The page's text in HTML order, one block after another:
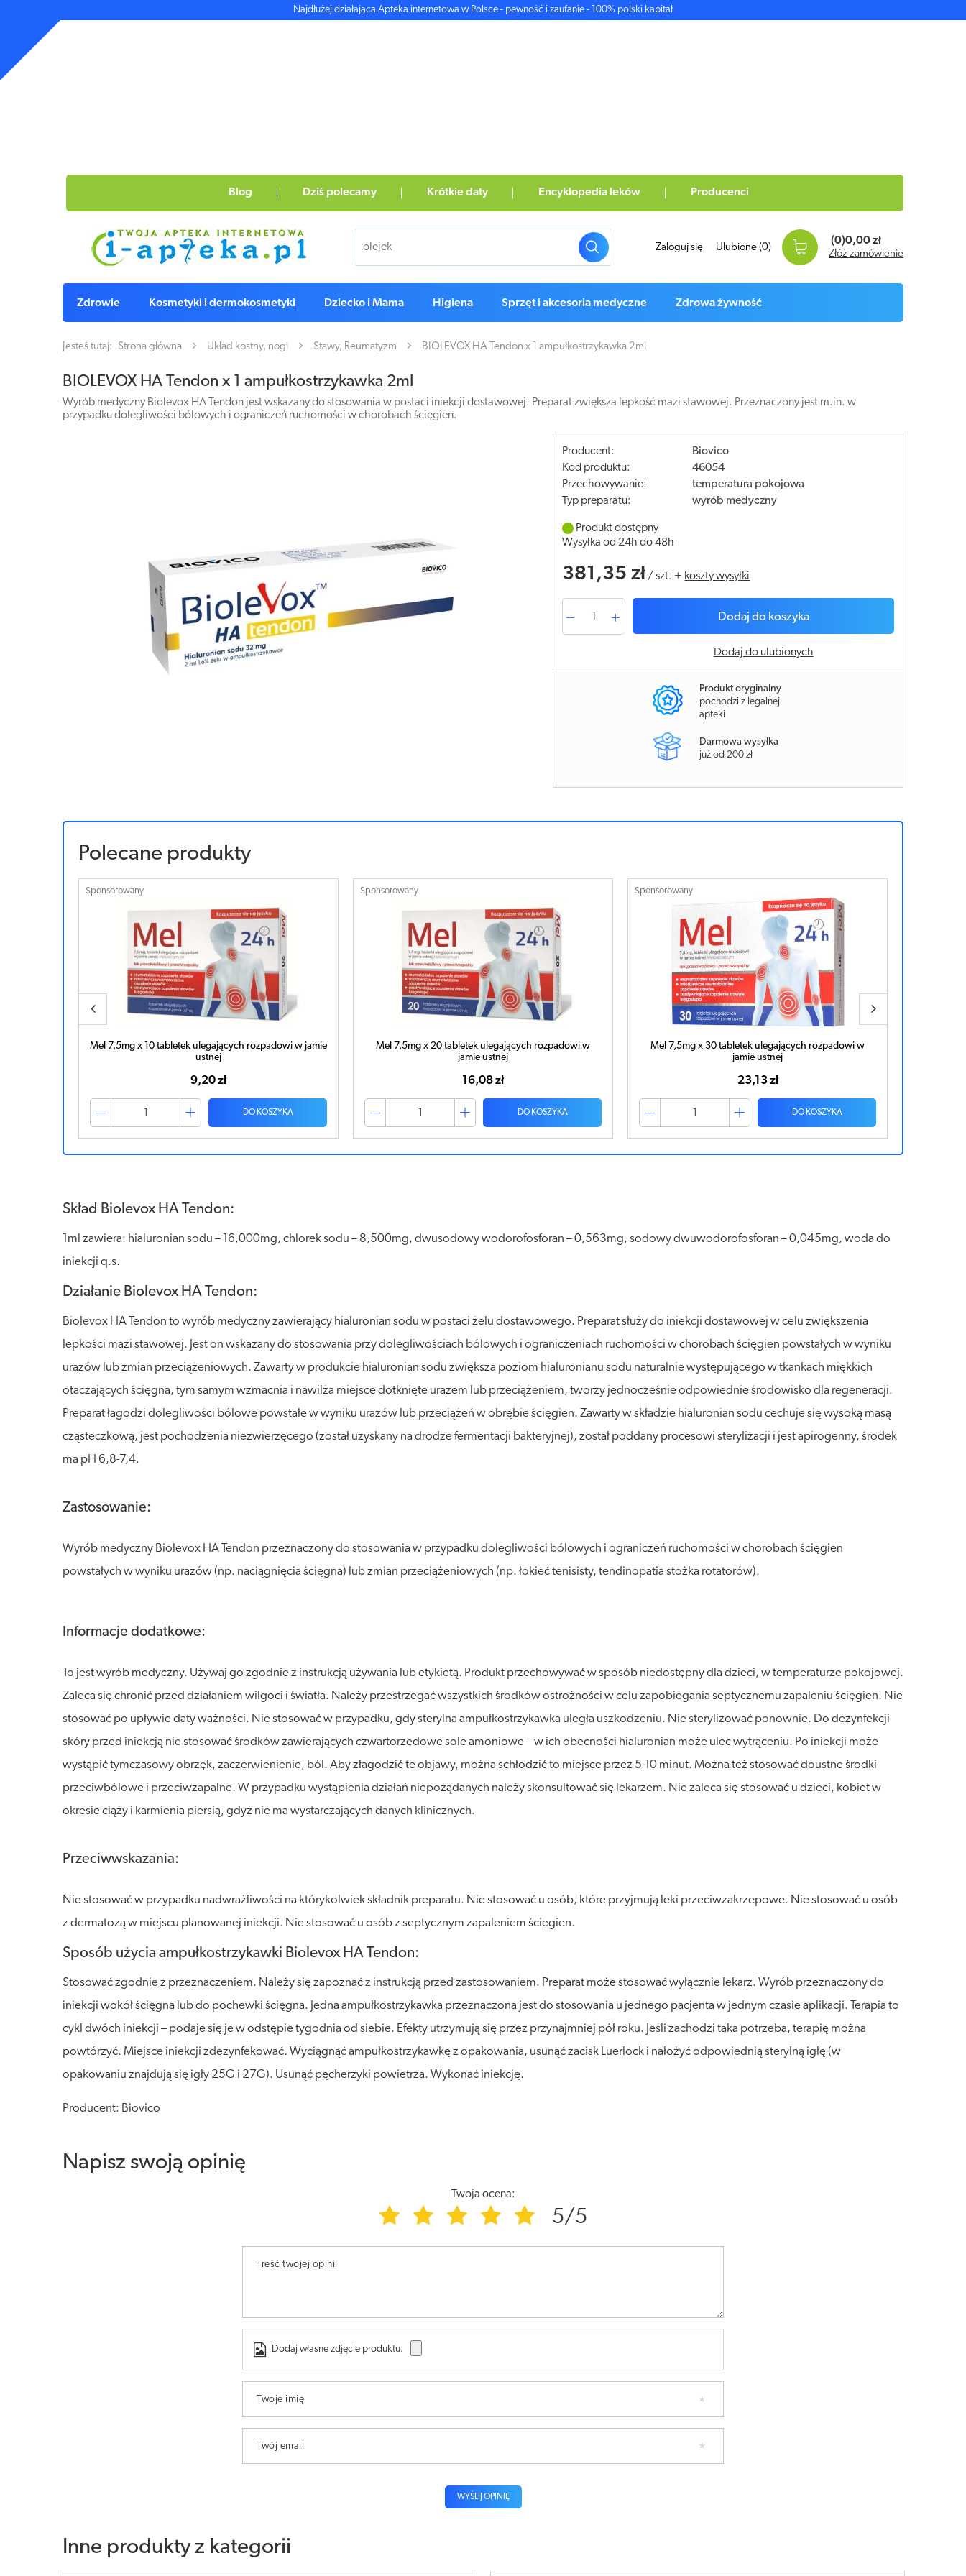
Najdłużej działająca Apteka internetowa w Polsce - pewność i zaufanie - 100% polski kapitał
Blog Dziś polecamy Krótkie daty Encyklopedia leków Producenci
Zaloguj się Ulubione (0)
(0)0,00 zł
Złóż zamówienie
Zdrowie Kosmetyki i dermokosmetyki Dziecko i Mama Higiena Sprzęt i akcesoria medyczne Zdrowa żywność
Jesteś tutaj: Strona główna Układ kostny, nogi Stawy, Reumatyzm BIOLEVOX HA Tendon x 1 ampułkostrzykawka 2ml
BIOLEVOX HA Tendon x 1 ampułkostrzykawka 2ml
Wyrób medyczny Biolevox HA Tendon jest wskazany do stosowania w postaci iniekcji dostawowej. Preparat zwiększa lepkość mazi stawowej. Przeznaczony jest m.in. w
przypadku dolegliwości bólowych i ograniczeń ruchomości w chorobach ścięgien.
Producent:
Biovico
Kod produktu:
46054
Przechowywanie:
temperatura pokojowa
Typ preparatu:
wyrób medyczny
Produkt dostępny
Wysyłka od 24h do 48h
381,35 zł /szt. + koszty wysyłki
Dodaj do koszyka
Dodaj do ulubionych
Produkt oryginalny
pochodzi z legalnej
apteki
Darmowa wysyłka
już od 200 zł
Polecane produkty
Sponsorowany
Mel 7,5mg x 10 tabletek ulegających rozpadowi w jamie
ustnej
9,20 zł
DO KOSZYKA
Sponsorowany
Mel 7,5mg x 20 tabletek ulegających rozpadowi w
jamie ustnej
16,08 zł
DO KOSZYKA
Sponsorowany
Mel 7,5mg x 30 tabletek ulegających rozpadowi w
jamie ustnej
23,13 zł
DO KOSZYKA
Skład Biolevox HA Tendon:
1ml zawiera: hialuronian sodu – 16,000mg, chlorek sodu – 8,500mg, dwusodowy wodorofosforan – 0,563mg, sodowy dwuwodorofosforan – 0,045mg, woda do
iniekcji q.s.
Działanie Biolevox HA Tendon:
Biolevox HA Tendon to wyrób medyczny zawierający hialuronian sodu w postaci żelu dostawowego. Preparat służy do iniekcji dostawowej w celu zwiększenia
lepkości mazi stawowej. Jest on wskazany do stosowania przy dolegliwościach bólowych i ograniczeniach ruchomości w chorobach ścięgien powstałych w wyniku
urazów lub zmian przeciążeniowych. Zawarty w produkcie hialuronian sodu zwiększa poziom hialuronianu sodu naturalnie występującego w tkankach miękkich
otaczających ścięgna, tym samym wzmacnia i nawilża miejsce dotknięte urazem lub przeciążeniem, tworzy jednocześnie odpowiednie środowisko dla regeneracji.
Preparat łagodzi dolegliwości bólowe powstałe w wyniku urazów lub przeciążeń w obrębie ścięgien. Zawarty w składzie hialuronian sodu cechuje się wysoką masą
cząsteczkową, jest pochodzenia niezwierzęcego (został uzyskany na drodze fermentacji bakteryjnej), został poddany procesowi sterylizacji i jest apirogenny, środek
ma pH 6,8-7,4.
Zastosowanie:
Wyrób medyczny Biolevox HA Tendon przeznaczony do stosowania w przypadku dolegliwości bólowych i ograniczeń ruchomości w chorobach ścięgien
powstałych w wyniku urazów (np. naciągnięcia ścięgna) lub zmian przeciążeniowych (np. łokieć tenisisty, tendinopatia stożka rotatorów).
Informacje dodatkowe:
To jest wyrób medyczny. Używaj go zgodnie z instrukcją używania lub etykietą. Produkt przechowywać w sposób niedostępny dla dzieci, w temperaturze pokojowej.
Zaleca się chronić przed działaniem wilgoci i światła. Należy przestrzegać wszystkich środków ostrożności w celu zapobiegania septycznemu zapaleniu ścięgien. Nie
stosować po upływie daty ważności. Nie stosować w przypadku, gdy sterylna ampułkostrzykawka uległa uszkodzeniu. Nie sterylizować ponownie. Do dezynfekcji
skóry przed iniekcją nie stosować środków zawierających czwartorzędowe sole amoniowe – w ich obecności hialuronian może ulec wytrąceniu. Po iniekcji może
wystąpić tymczasowy obrzęk, zaczerwienienie, ból. Aby złagodzić te objawy, można schłodzić to miejsce przez 5-10 minut. Można też stosować doustne środki
przeciwbólowe i przeciwzapalne. W przypadku wystąpienia działań niepożądanych należy skonsultować się lekarzem. Nie zaleca się stosować u dzieci, kobiet w
okresie ciąży i karmienia piersią, gdyż nie ma wystarczających danych klinicznych.
Przeciwwskazania:
Nie stosować w przypadku nadwrażliwości na którykolwiek składnik preparatu. Nie stosować u osób, które przyjmują leki przeciwzakrzepowe. Nie stosować u osób
z dermatozą w miejscu planowanej iniekcji. Nie stosować u osób z septycznym zapaleniem ścięgien.
Sposób użycia ampułkostrzykawki Biolevox HA Tendon:
Stosować zgodnie z przeznaczeniem. Należy się zapoznać z instrukcją przed zastosowaniem. Preparat może stosować wyłącznie lekarz. Wyrób przeznaczony do
iniekcji wokół ścięgna lub do pochewki ścięgna. Jedna ampułkostrzykawka przeznaczona jest do stosowania u jednego pacjenta w jednym czasie aplikacji. Terapia to
cykl dwóch iniekcji – podaje się je w odstępie tygodnia od siebie. Efekty utrzymują się przez przynajmniej pół roku. Jeśli zachodzi taka potrzeba, terapię można
powtórzyć. Miejsce iniekcji zdezynfekować. Wyciągnąć ampułkostrzykawkę z opakowania, usunąć zacisk Luerlock i nałożyć odpowiednią sterylną igłę (w
opakowaniu znajdują się igły 25G i 27G). Usunąć pęcherzyki powietrza. Wykonać iniekcję.
Producent: Biovico
Napisz swoją opinię
Twoja ocena:
5/5
Treść twojej opinii
Dodaj własne zdjęcie produktu:
Twoje imię
Twój email
WYŚLIJ OPINIĘ
Inne produkty z kategorii